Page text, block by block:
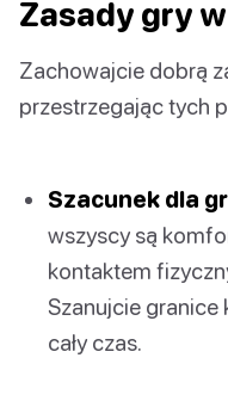
Zasady gry
Zachowajcie dobrą
przestrzegając tych
Szacunek dla
wszyscy są
kontaktem
Szanujcie
cały czas.